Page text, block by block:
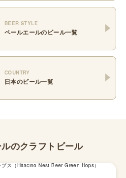
BEER STYLE
ペールエールのビール一覧
COUNTRY
日本のビール一覧
のクラフトビール